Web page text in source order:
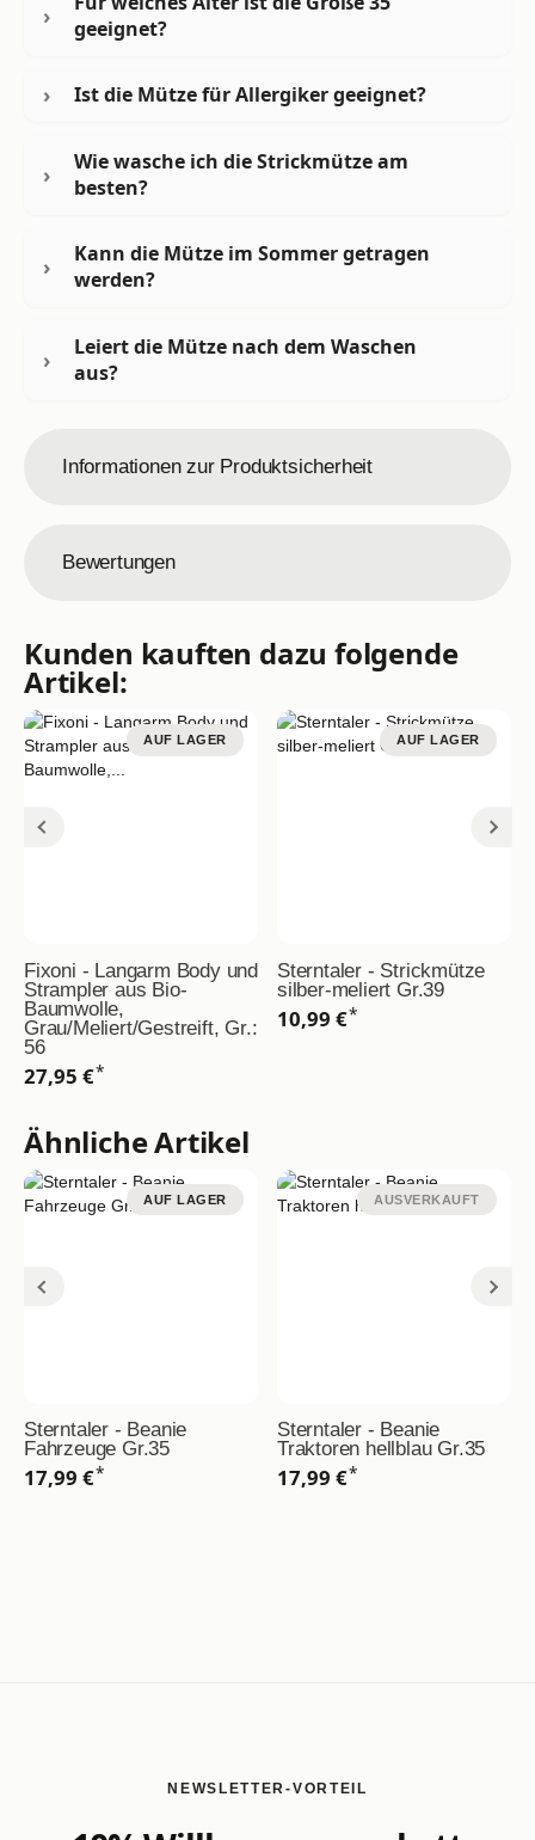
geeignet?
Ist die Mütze für Allergiker geeignet?
Wie wasche ich die Strickmütze am
besten?
Kann die Mütze im Sommer getragen
werden?
Leiert die Mütze nach dem Waschen
aus?
Informationen zur Produktsicherheit
Bewertungen
Kunden kauften dazu folgende
Artikel:
AUF LAGER
Fixoni - Langarm Body und
Strampler aus Bio-
Baumwolle,
Grau/Meliert/Gestreift, Gr.:
56
27,95 €*
AUF LAGER
Sterntaler - Strickmütze
silber-meliert Gr.39
10,99 €*
Ähnliche Artikel
AUF LAGER
Sterntaler - Beanie
Fahrzeuge Gr.35
17,99 €*
AUSVERKAUFT
Sterntaler - Beanie
Traktoren hellblau Gr.35
17,99 €*
NEWSLETTER-VORTEIL